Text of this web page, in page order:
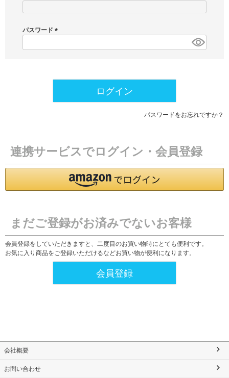
)
パスワード
必
ログイン
パスワードをお忘れですか？
連携サービスでログイン・会員登録
まだご登録がお済みでないお客様
会員登録をしていただきますと、二度目のお買い物時にとても便利です。
お気に入り商品をご登録いただけるなどお買い物が便利になります。
会員登録
会社概要
お問い合わせ